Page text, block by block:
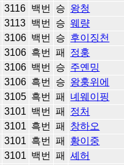
3116 백번 승 왕청
3113 백번 승 웨량
3106 백번 승 후이징천
3106 흑번 패 정훙
3106 백번 승 주옌밍
3106 흑번 승 왕훙위에
3105 흑번 패 녜웨이핑
3101 백번 패 정처
3101 흑번 패 창하오
3101 흑번 패 황이중
3101 백번 패 셰허